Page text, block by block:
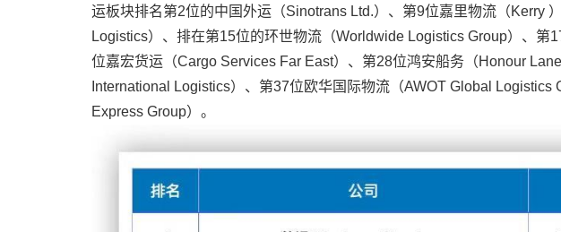
运板块排名第2位的中国外运（Sinotrans Ltd.）、第9位嘉里物流（Kerry
Logistics）、排在第15位的环世物流（Worldwide Logistics Group）、第
位嘉宏货运（Cargo Services Far East）、第28位鸿安船务（Honour
International Logistics）、第37位欧华国际物流（AWOT Global
Express Group）。